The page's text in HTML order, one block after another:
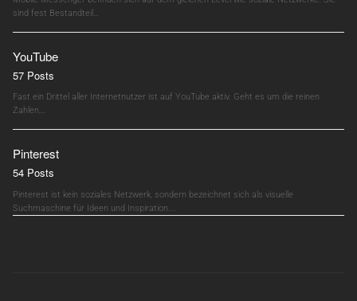
sind fest Bestandteil…
YouTube
57 Posts
Fast ein Drittel aller Internetnutzer ist auf YouTube aktiv. Geht es um die reinen
Zahlen,…
Pinterest
54 Posts
Pinterest ist kein soziales Netzwerk, sondern bezeichnet sich als visuelle
Suchmaschine für Ideen und Inspiration.…